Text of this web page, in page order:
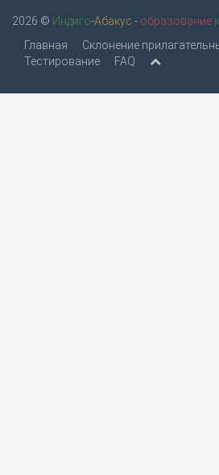
2026 © Индиго-Абакус - образование
Главная
Склонение
Тестирование
FAQ